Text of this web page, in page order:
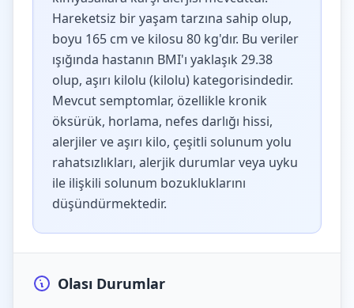
Hareketsiz bir yaşam tarzına sahip olup,
boyu 165 cm ve kilosu 80 kg'dır. Bu veriler
ışığında hastanın BMI'ı yaklaşık 29.38
olup, aşırı kilolu (kilolu) kategorisindedir.
Mevcut semptomlar, özellikle kronik
öksürük, horlama, nefes darlığı hissi,
alerjiler ve aşırı kilo, çeşitli solunum yolu
rahatsızlıkları, alerjik durumlar veya uyku
ile ilişkili solunum bozukluklarını
düşündürmektedir.
Olası Durumlar